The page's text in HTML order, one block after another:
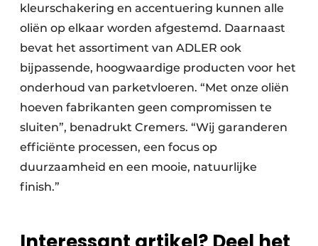
kleurschakering en accentuering kunnen alle
oliën op elkaar worden afgestemd. Daarnaast
bevat het assortiment van ADLER ook
bijpassende, hoogwaardige producten voor het
onderhoud van parketvloeren. “Met onze oliën
hoeven fabrikanten geen compromissen te
sluiten”, benadrukt Cremers. “Wij garanderen
efficiënte processen, een focus op
duurzaamheid en een mooie, natuurlijke
finish.”